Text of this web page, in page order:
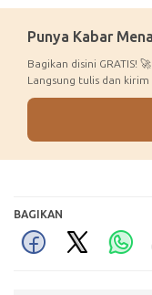
Punya Kabar
Bagikan disini GRATIS! 🚀
Langsung tulis dan
BAGIKAN